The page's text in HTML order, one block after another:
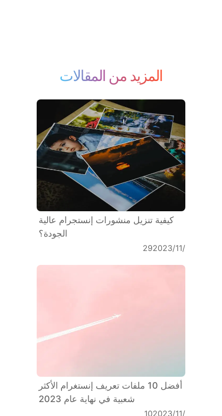
المزيد من المقالات
كيفية تنزيل منشورات إنستجرام عالية
الجودة؟
29‏/11‏/2023
أفضل 10 ملفات تعريف إنستغرام الأكثر
شعبية في نهاية عام 2023
10‏/11‏/2023